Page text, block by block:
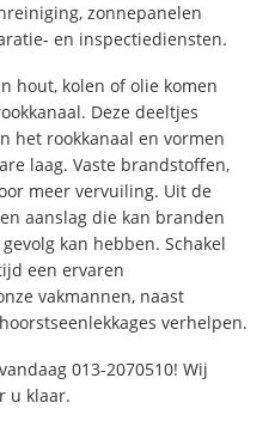
zonnepanelen
en inspectiediensten.
hout, kolen of olie komen
Deze deeltjes
het rookkanaal en vormen
laag. Vaste brandstoffen,
meer vervuiling. Uit de
aanslag die kan branden
kan hebben. Schakel
een ervaren
vakmannen, naast
verhelpen.
013-2070510! Wij
u klaar.